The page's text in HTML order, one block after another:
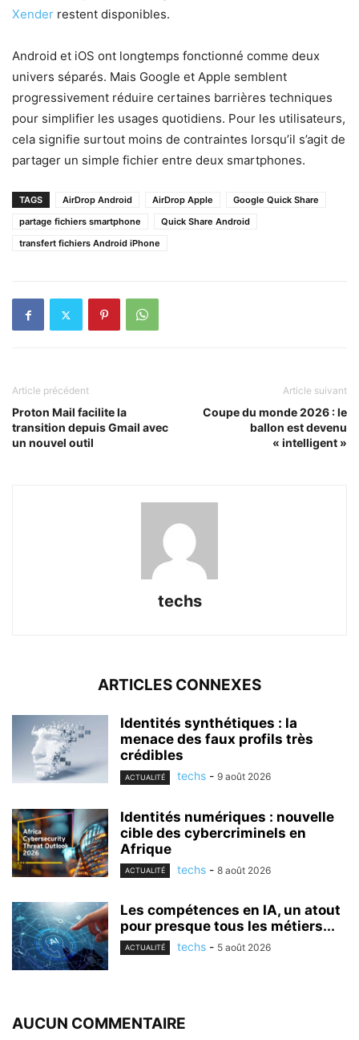
Xender restent disponibles.
Android et iOS ont longtemps fonctionné comme deux
univers séparés. Mais Google et Apple semblent
progressivement réduire certaines barrières techniques
pour simplifier les usages quotidiens. Pour les utilisateurs,
cela signifie surtout moins de contraintes lorsqu’il s’agit de
partager un simple fichier entre deux smartphones.
TAGS AirDrop Android AirDrop Apple
Google Quick Share
partage fichiers smartphone
Quick Share Android
transfert fichiers Android iPhone
Article précédent
Proton Mail facilite la
transition depuis Gmail avec
un nouvel outil
Article suivant
Coupe du monde 2026 : le
ballon est devenu
« intelligent »
techs
ARTICLES CONNEXES
Identités synthétiques : la
menace des faux profils très
crédibles
ACTUALITÉ techs - 9 août 2026
Identités numériques : nouvelle
cible des cybercriminels en
Afrique
ACTUALITÉ techs - 8 août 2026
Les compétences en IA, un atout
pour presque tous les métiers...
ACTUALITÉ techs - 5 août 2026
AUCUN COMMENTAIRE